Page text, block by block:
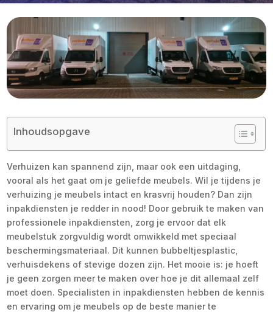
Inhoudsopgave
Verhuizen kan spannend zijn, maar ook een uitdaging,
vooral als het gaat om je geliefde meubels. Wil je tijdens je
verhuizing je meubels intact en krasvrij houden? Dan zijn
inpakdiensten je redder in nood! Door gebruik te maken van
professionele inpakdiensten, zorg je ervoor dat elk
meubelstuk zorgvuldig wordt omwikkeld met speciaal
beschermingsmateriaal. Dit kunnen bubbeltjesplastic,
verhuisdekens of stevige dozen zijn. Het mooie is: je hoeft
je geen zorgen meer te maken over hoe je dit allemaal zelf
moet doen. Specialisten in inpakdiensten hebben de kennis
en ervaring om je meubels op de beste manier te